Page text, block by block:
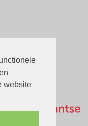
website